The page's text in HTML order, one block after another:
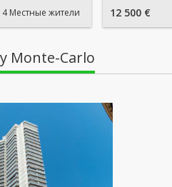
4 Местные жители 12 500 €
Monte-Carlo